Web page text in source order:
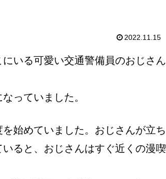
2022.11.15
いる可愛い交通警備員のおじさん
っていました。
始めていました。おじさんが立ち
ると、おじさんはすぐ近くの漫喫